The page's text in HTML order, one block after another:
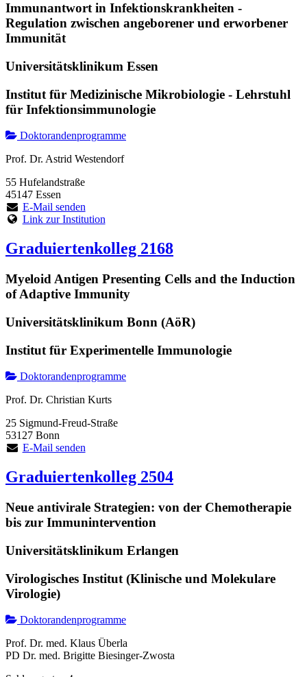
Immunantwort in Infektionskrankheiten -
Regulation zwischen angeborener und erworbener
Immunität
Universitätsklinikum Essen
Institut für Medizinische Mikrobiologie - Lehrstuhl
für Infektionsimmunologie
Doktorandenprogramme
Prof. Dr. Astrid Westendorf
55 Hufelandstraße
45147 Essen
E-Mail senden
Link zur Institution
Graduiertenkolleg 2168
Myeloid Antigen Presenting Cells and the Induction
of Adaptive Immunity
Universitätsklinikum Bonn (AöR)
Institut für Experimentelle Immunologie
Doktorandenprogramme
Prof. Dr. Christian Kurts
25 Sigmund-Freud-Straße
53127 Bonn
E-Mail senden
Graduiertenkolleg 2504
Neue antivirale Strategien: von der Chemotherapie
bis zur Immunintervention
Universitätsklinikum Erlangen
Virologisches Institut (Klinische und Molekulare
Virologie)
Doktorandenprogramme
Prof. Dr. med. Klaus Überla
PD Dr. med. Brigitte Biesinger-Zwosta